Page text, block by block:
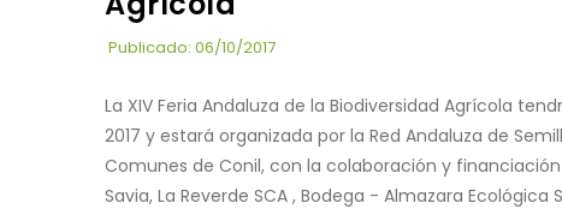
Publicado: 06/10/2017
La XIV Feria Andaluza de la Biodiversidad Agrícola
2017 y estará organizada por la Red Andaluza de
Comunes de Conil, con la colaboración y
Savia, La Reverde SCA , Bodega - Almazara